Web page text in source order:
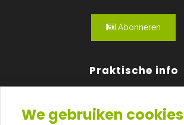
Abonneren
Praktische info
We gebruiken cookies